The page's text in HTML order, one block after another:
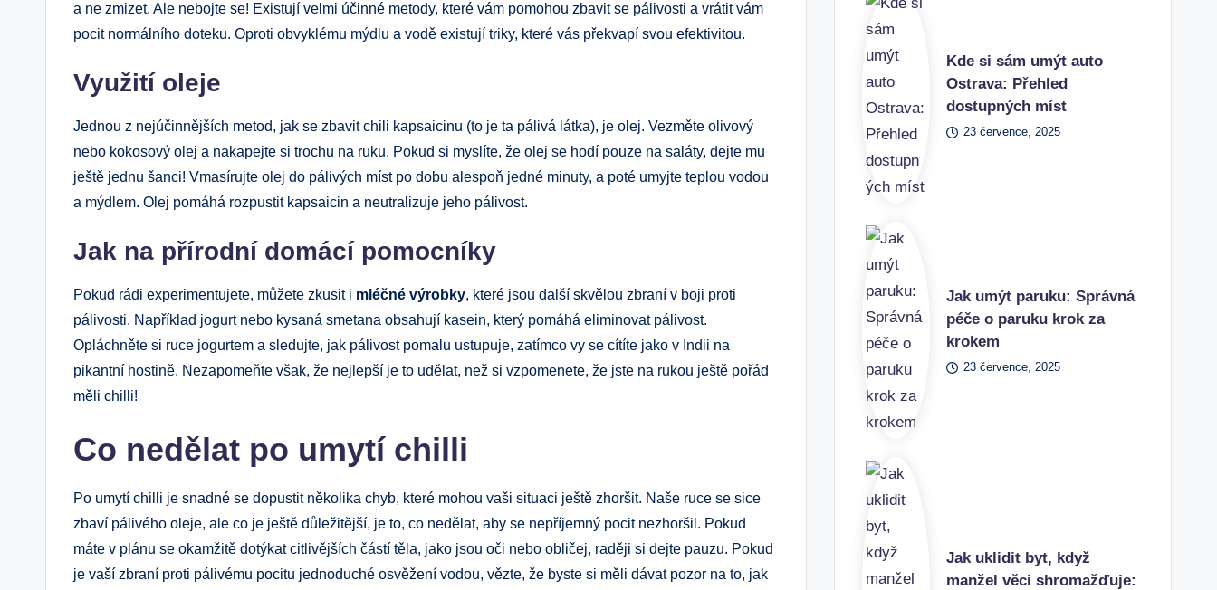
a ne zmizet. Ale nebojte se! Existují velmi účinné metody, které vám pomohou zbavit se pálivosti a vrátit vám
pocit normálního doteku. Oproti obvyklému mýdlu a vodě existují triky, které vás překvapí svou efektivitou.
Využití oleje
Jednou z nejúčinnějších metod, jak se zbavit chili kapsaicinu (to je ta pálivá látka), je olej. Vezměte olivový
nebo kokosový olej a nakapejte si trochu na ruku. Pokud si myslíte, že olej se hodí pouze na saláty, dejte mu
ještě jednu šanci! Vmasírujte olej do pálivých míst po dobu alespoň jedné minuty, a poté umyjte teplou vodou
a mýdlem. Olej pomáhá rozpustit kapsaicin a neutralizuje jeho pálivost.
Jak na přírodní domácí pomocníky
Pokud rádi experimentujete, můžete zkusit i mléčné výrobky, které jsou další skvělou zbraní v boji proti
pálivosti. Například jogurt nebo kysaná smetana obsahují kasein, který pomáhá eliminovat pálivost.
Opláchněte si ruce jogurtem a sledujte, jak pálivost pomalu ustupuje, zatímco vy se cítíte jako v Indii na
pikantní hostině. Nezapomeňte však, že nejlepší je to udělat, než si vzpomenete, že jste na rukou ještě pořád
měli chilli!
Co nedělat po umytí chilli
Po umytí chilli je snadné se dopustit několika chyb, které mohou vaši situaci ještě zhoršit. Naše ruce se sice
zbaví pálivého oleje, ale co je ještě důležitější, je to, co nedělat, aby se nepříjemný pocit nezhoršil. Pokud
máte v plánu se okamžitě dotýkat citlivějších částí těla, jako jsou oči nebo obličej, raději si dejte pauzu. Pokud
je vaší zbraní proti pálivému pocitu jednoduché osvěžení vodou, vězte, že byste si měli dávat pozor na to, jak
Kde si sám umýt auto
Ostrava: Přehled
dostupných míst
23 července, 2025
Jak umýt paruku: Správná
péče o paruku krok za
krokem
23 července, 2025
Jak uklidit byt, když
manžel věci shromažďuje: